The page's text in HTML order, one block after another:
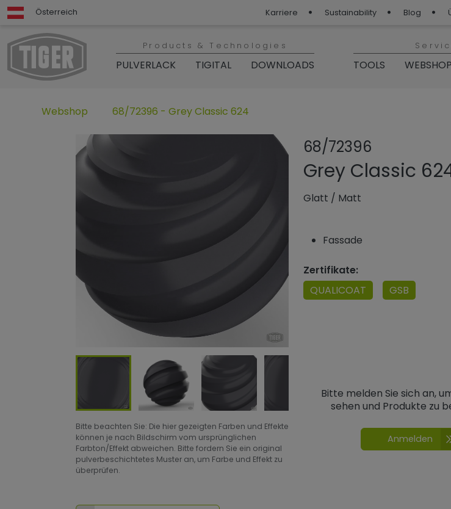
Österreich Karriere Sustainability Blog
Products & Technologies
PULVERLACK TIGITAL DOWNLOADS TOOLS WEBSHOP
Webshop 68/72396 - Grey Classic 624
Bitte beachten Sie: Die hier gezeigten Farben und Effekte
können je nach Bildschirm vom ursprünglichen
Farbton/Effekt abweichen. Bitte fordern Sie ein original
pulverbeschichtetes Muster an, um Farbe und Effekt zu
überprüfen.
68/72396
Grey Classic
Glatt / Matt
Fassade
Zertifikate:
QUALICOAT
GSB
Bitte melden Sie sich an,
sehen und Produkte zu
Anmelden